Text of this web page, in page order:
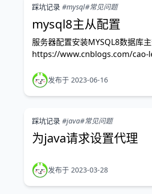
踩坑记录 #mysql#常见问题
mysql8主从配置
服务器配置安装MYSQL8数据库
https://www.cnblogs.com/
发布于 2023-06-16
踩坑记录 #java#常见问题
为java请求设置代理
发布于 2023-03-28